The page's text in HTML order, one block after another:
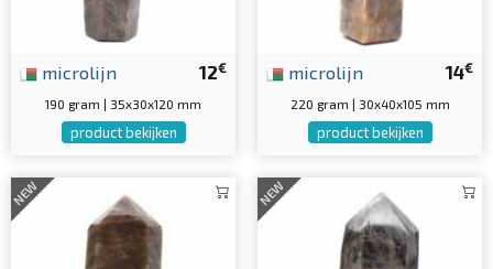
12€
microlijn
190 gram | 35x30x120 mm
product bekijken
14€
microlijn
220 gram | 30x40x105 mm
product bekijken
NEW NEW